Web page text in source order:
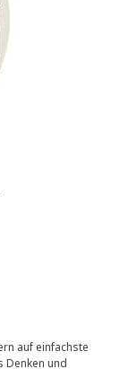
auf einfachste
Denken und